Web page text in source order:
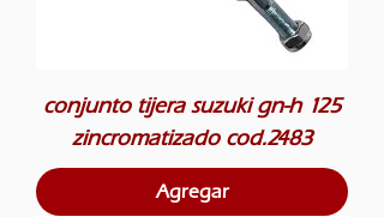
conjunto tijera suzuki gn-h 125
zincromatizado cod.2483
Agregar